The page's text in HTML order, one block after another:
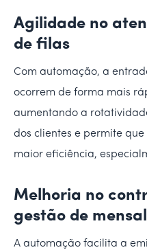
Agilidade no
de filas
Com automação, a
ocorrem de forma mais
aumentando a
dos clientes e permite
maior eficiência,
Melhoria no
gestão de
A automação facilita a